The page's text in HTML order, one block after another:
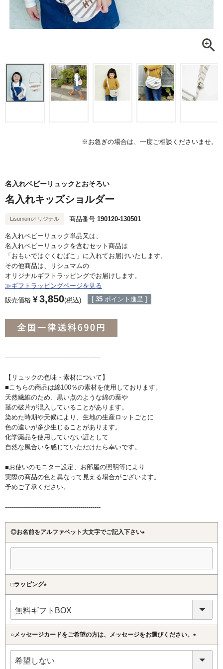
※お急ぎの場合は、一度ご相談くださいませ。
名入れベビーリュックとおそろい
名入れキッズショルダー
Lisumomオリジナル 商品番号 190120-130501
名入れベビーリュック単品又は、
名入れベビーリュックを含むセット商品は
「おもいではぐくむばこ」に入れてお届けいたします。
その他商品は、リシュマムの
オリジナルギフトラッピングでお届けします。
≫ギフトラッピングページを見る
販売価格 ¥ 3,850 税込 [ 35 ポイント進呈 ]
------------------------------------------------
【リュックの色味・素材について】
■こちらの商品は綿100％の素材を使用しております。
天然繊維のため、黒い点のような綿の葉や
茎の破片が混入していることがあります。
染めた時期や天候により、生地の生産ロットごとに
色の違いが多少生じることがあります。
化学薬品を使用していない証として
自然な風合いを感じていただけたら幸いです。
■お使いのモニター設定、お部屋の照明等により
実際の商品の色と異なって見える場合がございます。
予めご了承ください。
------------------------------------------------
◎お名前をアルファベット大文字でご記入下さい
(必
□ラッピング
(必
須)
○メッセージカードをご希望の方は、メッセージをお選びください。
(必